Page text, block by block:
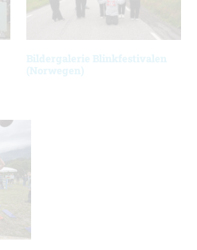
Bildergalerie Blinkfestivalen
(Norwegen)